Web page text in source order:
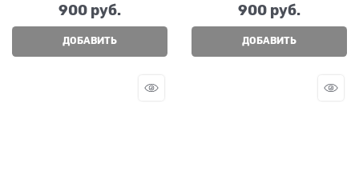
900 руб.
ДОБАВИТЬ
900 руб.
ДОБАВИТЬ